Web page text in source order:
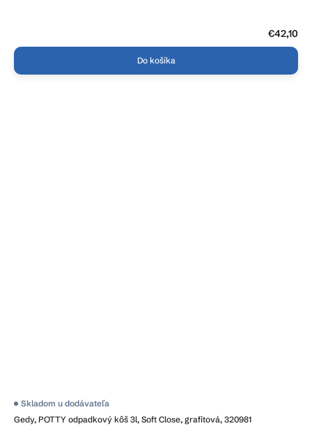
€42,10
Do košíka
Gedy, POTTY odpadkový kôš 3l, Soft Close, grafitová, 320981
Skladom u dodávateľa